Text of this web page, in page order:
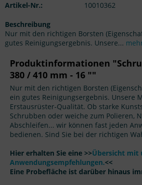
Artikel-Nr.: 10010362
Beschreibung
Nur mit den richtigen Borsten
gutes Reinigungsergebnis. Unsere...
Produktinformationen
380 / 410 mm - 16 ""
Nur mit den richtigen Borsten
ein gutes Reinigungsergebnis. Unsere
Erstausrüster-Qualität. Ob starke
Schrubben oder weiche zum Polieren,
Abschleifen... wir können fast jeden
bedienen. Sind Sie bei der richtigen
Hier erhalten Sie eine >>Übersicht mit
Anwendungsempfehlungen.<<
Eine Probefläche ist darüber hinaus